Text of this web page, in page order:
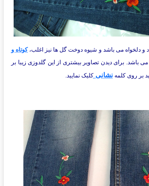
و دلخواه می باشد و شیوه دوخت گل ها نیز اغلب،کوتاه و
می باشد. برای دیدن تصاویر بیشتری از این گلدوزی زیبا بر
بر روی کلمهنشانی کلیک نمایید.